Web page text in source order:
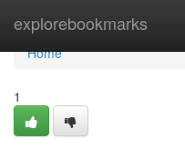
explorebookmarks
Home
Home
1